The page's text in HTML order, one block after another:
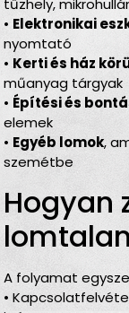
tűzhely,
• Elektronikai
nyomtató
• Kerti és ház
műanyag tárgyak
• Építési és
elemek
• Egyéb lomok,
szemétbe
Hogyan
A folyamat
•